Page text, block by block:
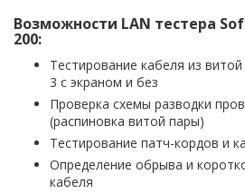
Возможности LAN тестера
200:
Тестирование кабеля из
3 с экраном и без
Проверка схемы разводки
(распиновка витой пары)
Тестирование патч-кордов и
Определение обрыва и
кабеля